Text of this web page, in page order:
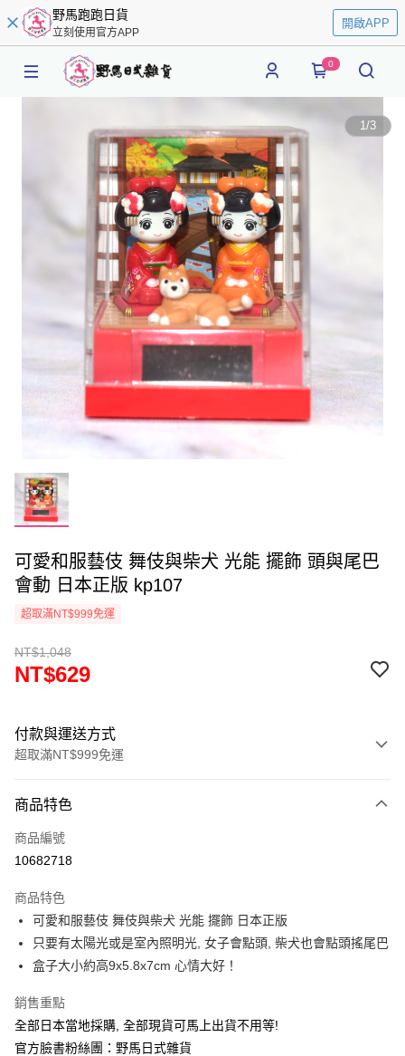
野馬跑跑日貨
立刻使用官方APP
開啟APP
0
1/3
可愛和服藝伎 舞伎與柴犬 光能 擺飾 頭與尾巴
會動 日本正版 kp107
超取滿NT$999免運
NT$1,048
NT$629
付款與運送方式
超取滿NT$999免運
信用卡一次付款
信用卡分期付款
合作金庫商業銀行
華南商業銀行
彰化商業銀行
上海商業儲蓄銀行
台北富邦商業銀行
國泰世華商業銀行
兆豐國際商業銀行
匯豐（台灣）商業銀行
聯邦商業銀行
遠東國際商業銀行
元大商業銀行
超商取貨付款
LINE Pay
街口支付
悠遊付
商品特色
商品編號
10682718
商品特色
可愛和服藝伎 舞伎與柴犬 光能 擺飾 日本正版
只要有太陽光或是室內照明光, 女子會點頭, 柴犬也會點頭搖尾巴
盒子大小約高9x5.8x7cm 心情大好！
銷售重點
全部日本當地採購, 全部現貨可馬上出貨不用等!
官方臉書粉絲團：野馬日式雜貨